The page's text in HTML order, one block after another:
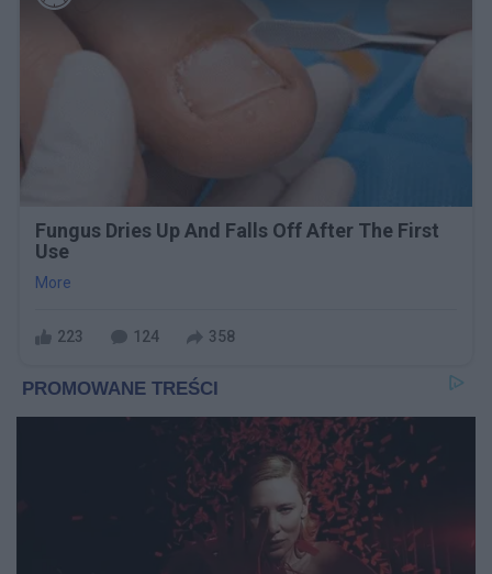
Fungus Dries Up And Falls Off After The First
Use
More
223 124 358